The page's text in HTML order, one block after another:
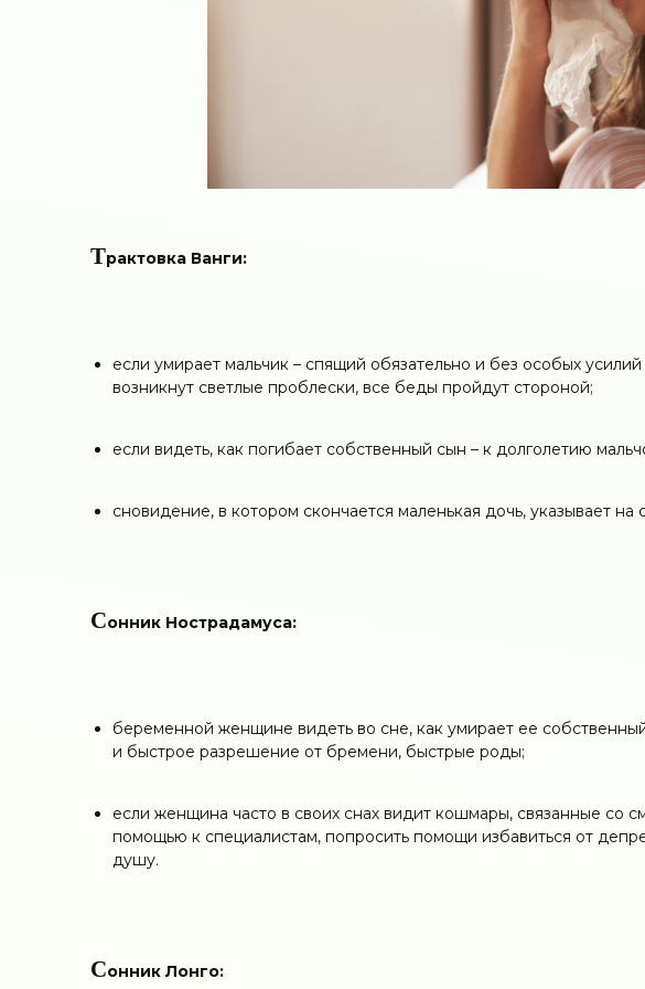
Трактовка Ванги:
если умирает мальчик – спящий обязательно и без особых
возникнут светлые проблески, все беды пройдут стороной;
если видеть, как погибает собственный сын – к долголетию
сновидение, в котором скончается маленькая дочь, указывает
Сонник Нострадамуса:
беременной женщине видеть во сне, как умирает ее
и быстрое разрешение от бремени, быстрые роды;
если женщина часто в своих снах видит кошмары, связанные со
помощью к специалистам, попросить помощи избавиться от
душу.
Сонник Лонго: